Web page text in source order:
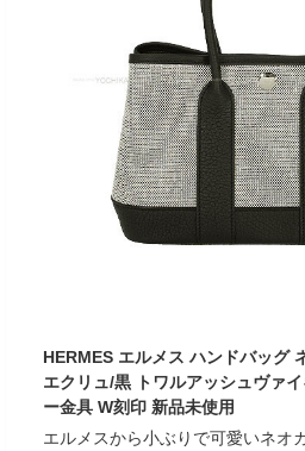
HERMES エルメス ハンドバッグ
エクリュ/黒 トワルアッシュヴァ
ー金具 W刻印 新品未使用
エルメスから小ぶりで可愛いネオ